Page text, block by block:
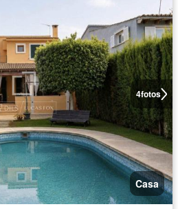
4fotos
Casa